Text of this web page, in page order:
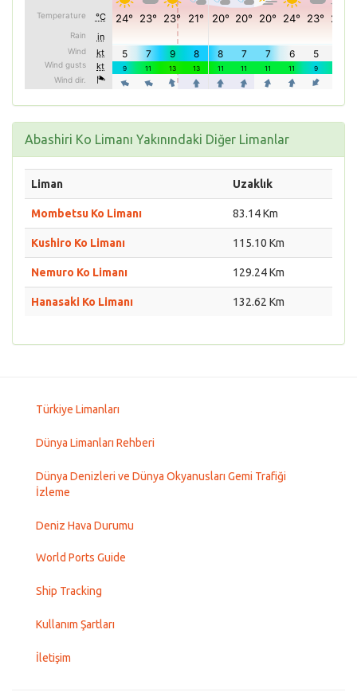
Abashiri Ko Limanı Yakınındaki Diğer Limanlar
Liman Uzaklık
Mombetsu Ko Limanı 83.14 Km
Kushiro Ko Limanı 115.10 Km
Nemuro Ko Limanı 129.24 Km
Hanasaki Ko Limanı 132.62 Km
Türkiye Limanları
Dünya Limanları Rehberi
Dünya Denizleri ve Dünya Okyanusları Gemi Trafiği
İzleme
Deniz Hava Durumu
World Ports Guide
Ship Tracking
Kullanım Şartları
İletişim